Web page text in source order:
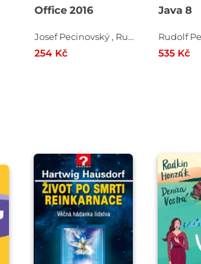
Office 2016
Josef Pecinovský , Rudolf Pecinovský
254 Kč
Java 8
Rudolf
535 Kč